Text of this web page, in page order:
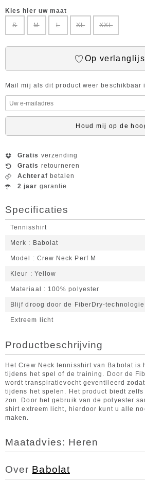
Kies hier uw maat
S
M L XL XXL
Op
Mail mij als dit product weer beschikbaar
Houd mij op de
Gratis verzending
Gratis retourneren
Achteraf betalen
2 jaar garantie
Specificaties
Tennisshirt
Merk Babolat
Model Crew Neck Perf M
Kleur Yellow
Materiaal 100% polyester
Blijf droog door de FiberDry-technologie
Extreem licht
Productbeschrijving
Het Crew Neck tennisshirt van Babolat is
tijdens het spel of de training. Door de
wordt transpiratievocht geventileerd
tijdens het spelen. Het product biedt
zon. Door het gebruik van de polyester
shirt extreem licht, hierdoor kunt u alle
maken.
Maatadvies: Heren
Over Babolat